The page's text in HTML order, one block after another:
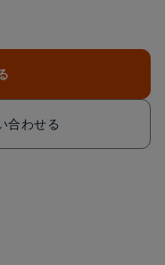
合わせる